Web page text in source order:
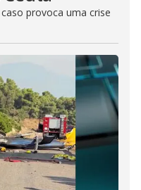
provoca uma crise